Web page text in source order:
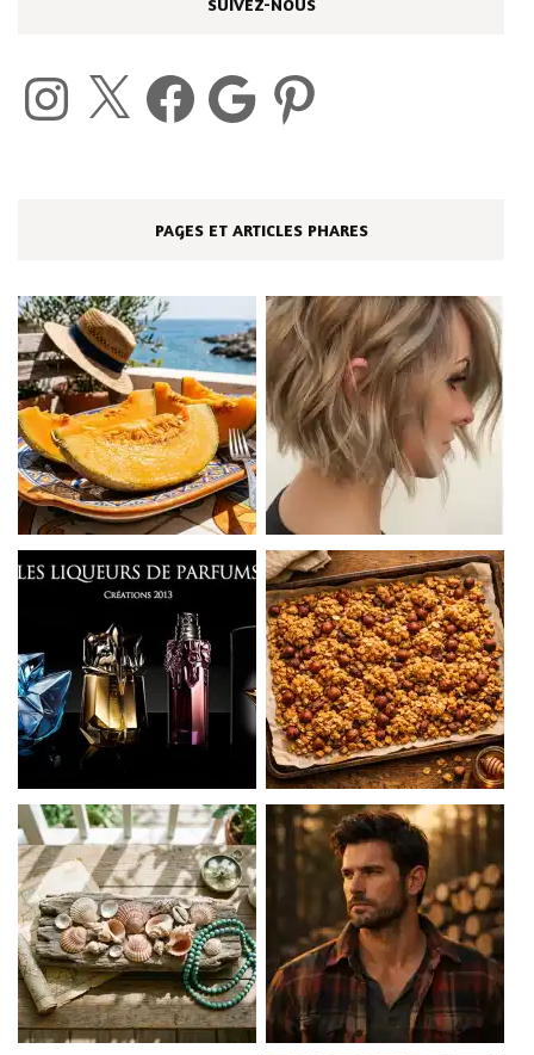
SUIVEZ-NOUS
Instagram Facebook Google Pinterest
PAGES ET ARTICLES PHARES